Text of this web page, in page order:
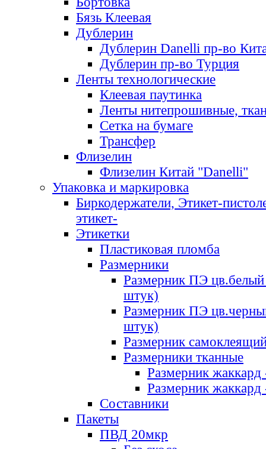
Бязь Клеевая
Дублерин
Дублерин Danelli пр-во
Дублерин пр-во Турция
Ленты технологические
Клеевая паутинка
Ленты нитепрошивные,
Сетка на бумаге
Трансфер
Флизелин
Флизелин Китай "Danelli"
Упаковка и маркировка
Биркодержатели, Этикет-
этикет-
Этикетки
Пластиковая пломба
Размерники
Размерник ПЭ цв.белый
штук)
Размерник ПЭ
штук)
Размерник
Размерники тканные
Размерник
Размерник
Составники
Пакеты
ПВД 20мкр